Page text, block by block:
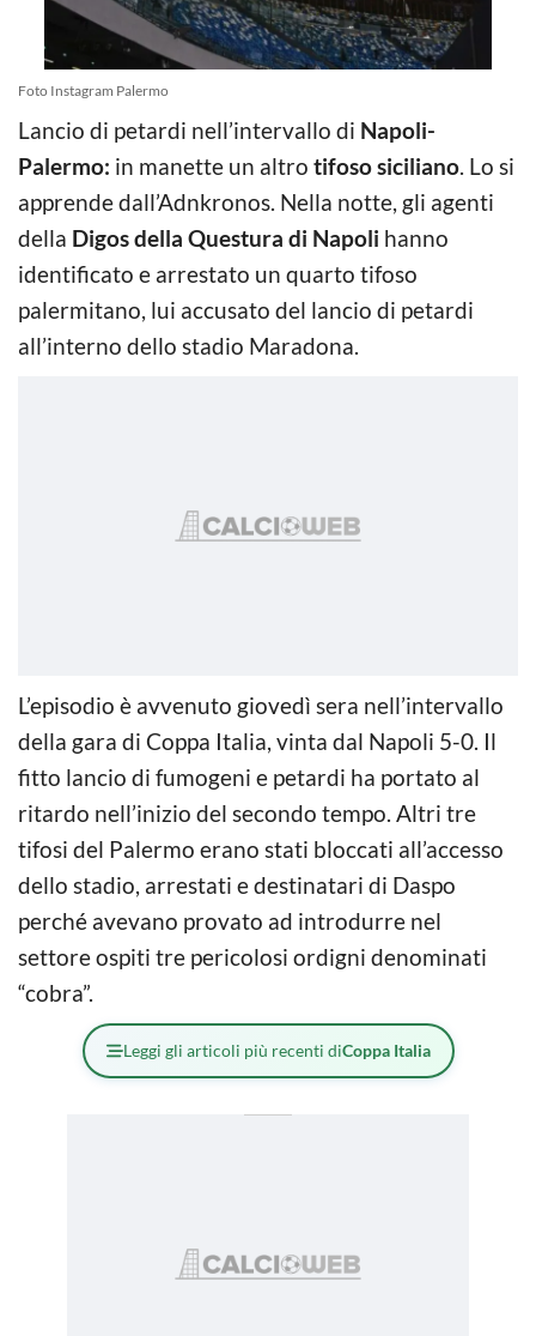
Foto Instagram Palermo
Lancio di petardi nell’intervallo di Napoli-
Palermo: in manette un altro tifoso siciliano. Lo si
apprende dall’Adnkronos. Nella notte, gli agenti
della Digos della Questura di Napoli hanno
identificato e arrestato un quarto tifoso
palermitano, lui accusato del lancio di petardi
all’interno dello stadio Maradona.
L’episodio è avvenuto giovedì sera nell’intervallo
della gara di Coppa Italia, vinta dal Napoli 5-0. Il
fitto lancio di fumogeni e petardi ha portato al
ritardo nell’inizio del secondo tempo. Altri tre
tifosi del Palermo erano stati bloccati all’accesso
dello stadio, arrestati e destinatari di Daspo
perché avevano provato ad introdurre nel
settore ospiti tre pericolosi ordigni denominati
“cobra”.
Leggi gli articoli più recenti diCoppa Italia